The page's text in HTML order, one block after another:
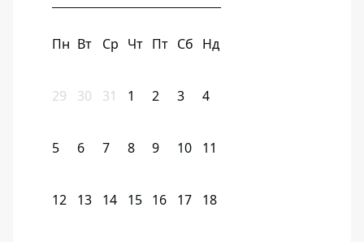
Пн Вт Ср Чт Пт Сб Нд
29 30 31 1 2 3 4
5 6 7 8 9 10 11
12 13 14 15 16 17 18